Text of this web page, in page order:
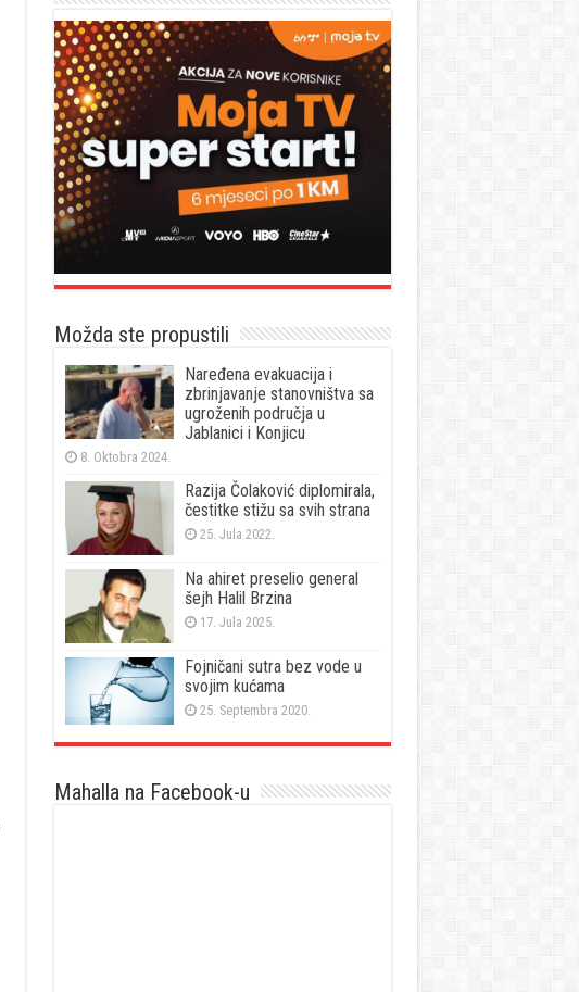
Možda ste propustili
Naređena evakuacija i
zbrinjavanje stanovništva sa
ugroženih područja u
Jablanici i Konjicu
8. Oktobra 2024.
Razija Čolaković diplomirala,
čestitke stižu sa svih strana
25. Jula 2022.
Na ahiret preselio general
šejh Halil Brzina
17. Jula 2025.
Fojničani sutra bez vode u
svojim kućama
25. Septembra 2020.
Mahalla na Facebook-u